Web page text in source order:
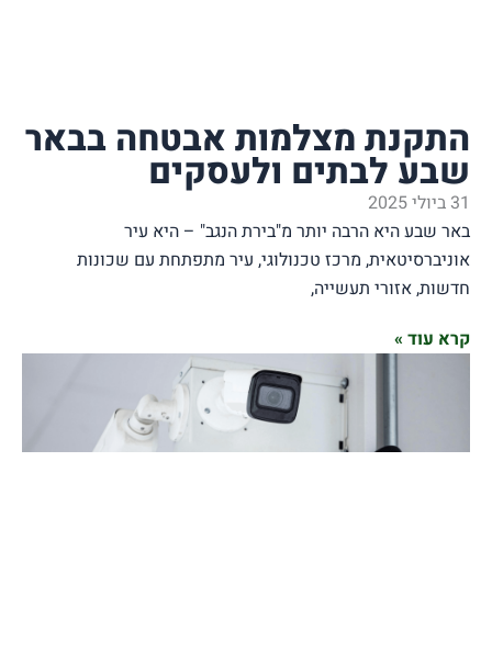
מצלמות אבטחה בבאר
ולעסקים
הרבה יותר מ"בירת הנגב" – היא עיר
מרכז טכנולוגי, עיר מתפתחת עם שכונות
תעשייה,